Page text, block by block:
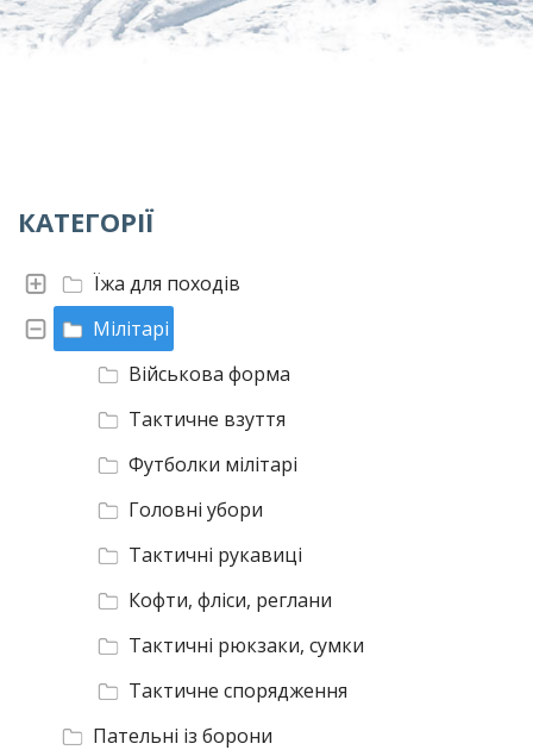
КАТЕГОРІЇ
Пательні із борони
Мілітарі
Військова форма
Тактичне взуття
Футболки мілітарі
Головні убори
Тактичні рукавиці
Кофти, фліси, реглани
Тактичні рюкзаки, сумки
Тактичне спорядження
Їжа для походів